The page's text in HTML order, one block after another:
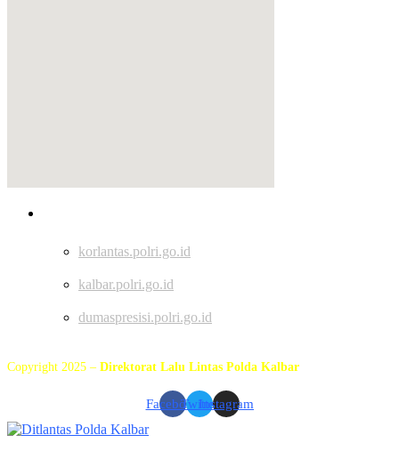
korlantas.polri.go.id
kalbar.polri.go.id
dumaspresisi.polri.go.id
Copyright 2025 – Direktorat Lalu Lintas Polda Kalbar
FacebookTwitterInstagram